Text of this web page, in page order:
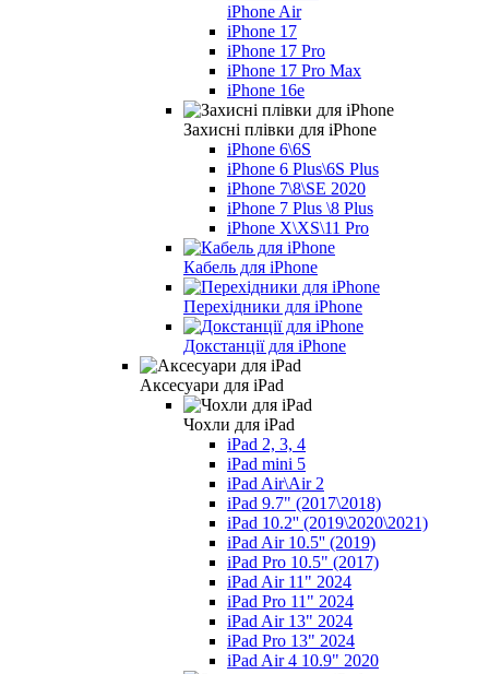
iPhone Air
iPhone 17
iPhone 17 Pro
iPhone 17 Pro Max
iPhone 16e
Захисні плівки для iPhone
iPhone 6\6S
iPhone 6 Plus\6S Plus
iPhone 7\8\SE 2020
iPhone 7 Plus \8 Plus
iPhone X\XS\11 Pro
Кабель для iPhone
Перехідники для iPhone
Докстанції для iPhone
Аксесуари для iPad
Чохли для iPad
iPad 2, 3, 4
iPad mini 5
iPad Air\Air 2
iPad 9.7" (2017\2018)
iPad 10.2'' (2019\2020\2021)
iPad Air 10.5'' (2019)
iPad Pro 10.5" (2017)
iPad Air 11" 2024
iPad Pro 11" 2024
iPad Air 13" 2024
iPad Pro 13" 2024
iPad Air 4 10.9" 2020